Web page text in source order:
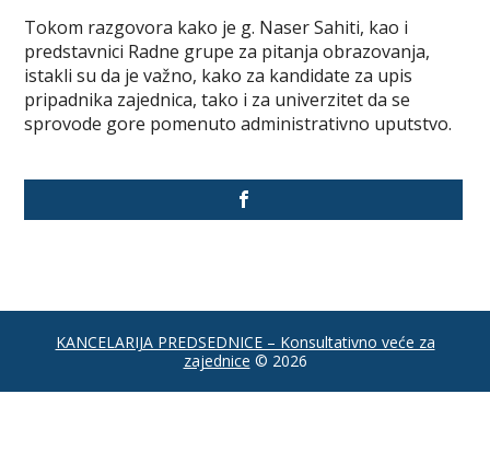
Tokom razgovora kako je g. Naser Sahiti, kao i
predstavnici Radne grupe za pitanja obrazovanja,
istakli su da je važno, kako za kandidate za upis
pripadnika zajednica, tako i za univerzitet da se
sprovode gore pomenuto administrativno uputstvo.
KANCELARIJA PREDSEDNICE – Konsultativno veće za
zajednice © 2026